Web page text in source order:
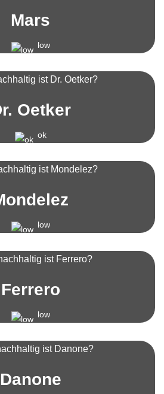
Mars
low
Oetker
ok
low
Ferrero
low
Danone